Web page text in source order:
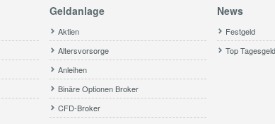
Geldanlage
Aktien
Altersvorsorge
Anleihen
Binäre Optionen Broker
CFD-Broker
News
Festgeld
Top Tagesgeld